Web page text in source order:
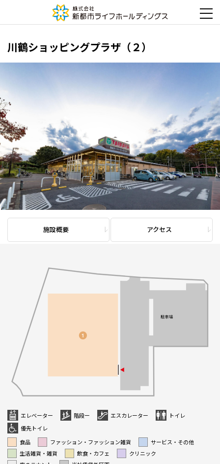
川鶴ショッピングプラザ（２）
施設概要 アクセス
エレベーター 階段ー エスカレーター
トイレ
優先トイレ
食品
ファッション・ファッション雑貨
サービス・その他
生活雑貨・雑貨
飲食・カフェ
クリニック